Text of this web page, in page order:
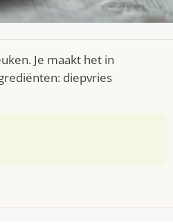
Je maakt het in
diepvries